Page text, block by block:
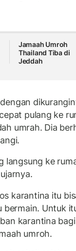
Jamaah Umroh
Thailand Tiba di
Jeddah
pulang ke
umrah. Dia
langsung ke
karantina itu
Untuk
karantina
umroh.